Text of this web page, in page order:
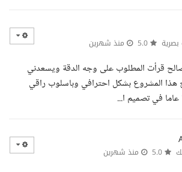
منذ شهرين
قرأت المطلوب على وجه الدقة ويسعدني
هذا المشروع بشكل احترافي وباسلوب راقي
منذ شهرين